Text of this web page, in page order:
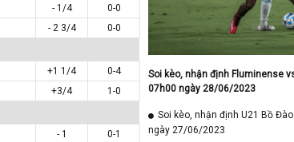
- 1/4
0-0
- 2 3/4
0-0
+1 1/4
0-4
+3/4
1-0
- 1
0-1
Soi kèo, nhận định Fluminense
07h00 ngày 28/06/2023
Soi kèo, nhận định U21 Bồ
ngày 27/06/2023